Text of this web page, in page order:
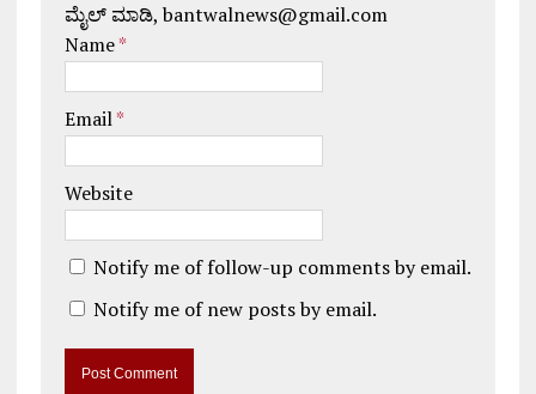
ಮೈಲ್ ಮಾಡಿ, bantwalnews@gmail.com
Name*
Email*
Website
Notify me of follow-up comments by email.
Notify me of new posts by email.